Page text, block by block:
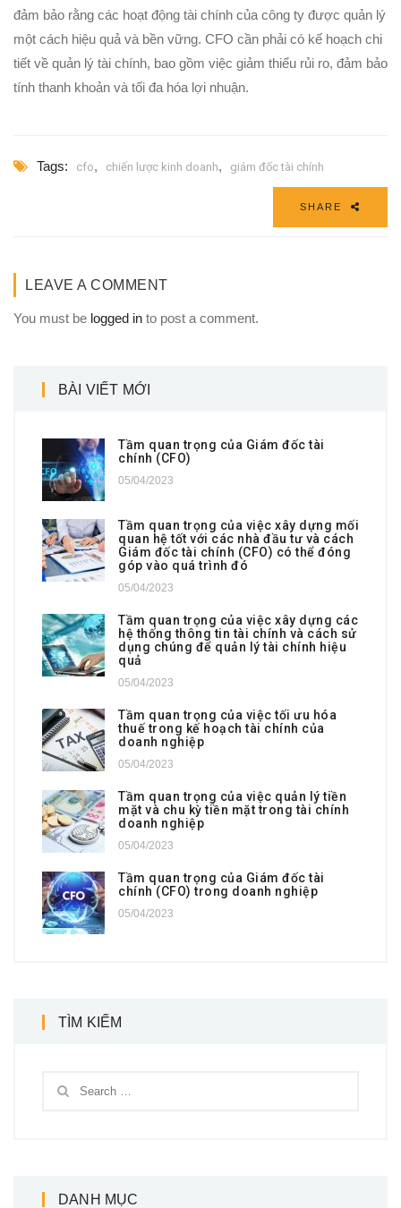
đảm bảo rằng các hoạt động tài chính của công ty được quản lý
một cách hiệu quả và bền vững. CFO cần phải có kế hoạch chi
tiết về quản lý tài chính, bao gồm việc giảm thiểu rủi ro, đảm bảo
tính thanh khoản và tối đa hóa lợi nhuận.
Tags: cfo, chiến lược kinh doanh, giám đốc tài chính
SHARE
LEAVE A COMMENT
You must be logged in to post a comment.
BÀI VIẾT MỚI
Tầm quan trọng của Giám đốc tài
chính (CFO)
05/04/2023
Tầm quan trọng của việc xây dựng mối
quan hệ tốt với các nhà đầu tư và cách
Giám đốc tài chính (CFO) có thể đóng
góp vào quá trình đó
05/04/2023
Tầm quan trọng của việc xây dựng các
hệ thống thông tin tài chính và cách sử
dụng chúng để quản lý tài chính hiệu
quả
05/04/2023
Tầm quan trọng của việc tối ưu hóa
thuế trong kế hoạch tài chính của
doanh nghiệp
05/04/2023
Tầm quan trọng của việc quản lý tiền
mặt và chu kỳ tiền mặt trong tài chính
doanh nghiệp
05/04/2023
Tầm quan trọng của Giám đốc tài
chính (CFO) trong doanh nghiệp
05/04/2023
TÌM KIẾM
DANH MỤC